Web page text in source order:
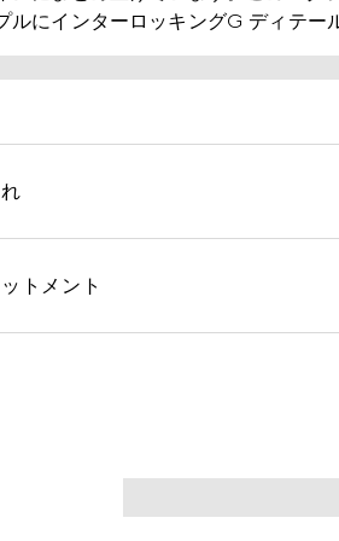
ルにインターロッキングG ディテー
トメント